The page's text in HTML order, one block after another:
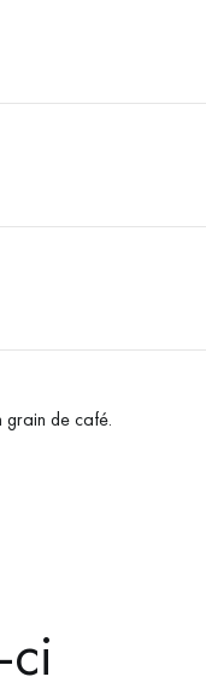
grain de café.